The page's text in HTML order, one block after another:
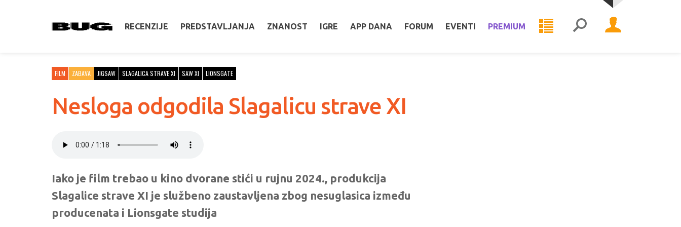
RECENZIJE PREDSTAVLJANJA ZNANOST IGRE APP DANA FORUM EVENTI PREMIUM
FILM ZABAVA JIGSAW SLAGALICA STRAVE XI SAW XI LIONSGATE
Nesloga odgodila Slagalicu strave XI
Iako je film trebao u kino dvorane stići u rujnu 2024., produkcija
Slagalice strave XI je službeno zaustavljena zbog nesuglasica između
producenata i Lionsgate studija